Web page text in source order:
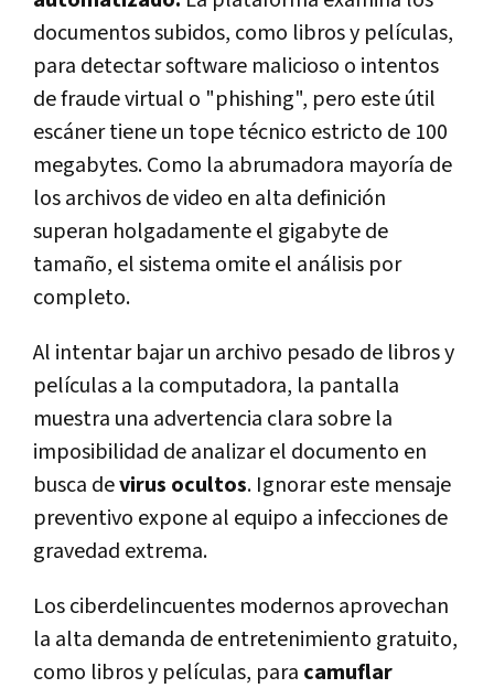
documentos subidos, como libros y películas,
para detectar software malicioso o intentos
de fraude virtual o "phishing", pero este útil
escáner tiene un tope técnico estricto de 100
megabytes. Como la abrumadora mayoría de
los archivos de video en alta definición
superan holgadamente el gigabyte de
tamaño, el sistema omite el análisis por
completo.
Al intentar bajar un archivo pesado de libros y
películas a la computadora, la pantalla
muestra una advertencia clara sobre la
imposibilidad de analizar el documento en
busca devirus ocultos. Ignorar este mensaje
preventivo expone al equipo a infecciones de
gravedad extrema.
Los ciberdelincuentes modernos aprovechan
la alta demanda de entretenimiento gratuito,
como libros y películas, para camuflar